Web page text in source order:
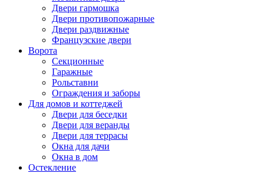
Двери гармошка
Двери противопожарные
Двери раздвижные
Французские двери
Ворота
Секционные
Гаражные
Рольставни
Ограждения и заборы
Для домов и коттеджей
Двери для беседки
Двери для веранды
Двери для террасы
Окна для дачи
Окна в дом
Остекление